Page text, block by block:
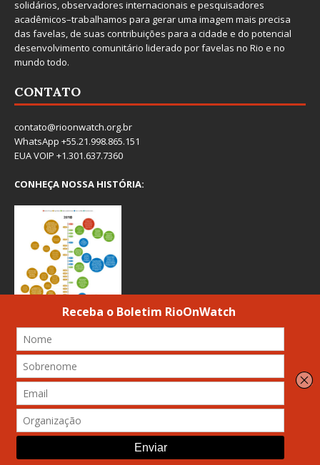
solidários, observadores internacionais e pesquisadores
acadêmicos–trabalhamos para gerar uma imagem mais precisa
das favelas, de suas contribuições para a cidade e do potencial
desenvolvimento comunitário liderado por favelas no Rio e no
mundo todo.
CONTATO
contato@rioonwatch.org.br
WhatsApp +55.21.998.865.151
EUA VOIP +1.301.637.7360
CONHEÇA NOSSA HISTÓRIA:
PRÊMIOS